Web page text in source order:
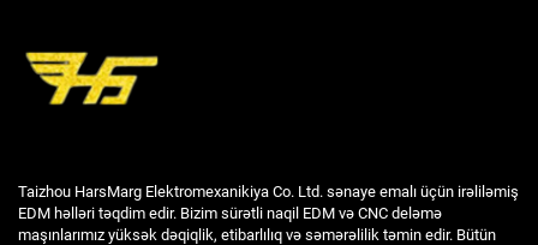
Taizhou HarsMarg Elektromexanikiya Co. Ltd. sənaye emalı üçün irəliləmiş
EDM həlləri təqdim edir. Bizim sürətli naqil EDM və CNC deləmə
maşınlarımız yüksək dəqiqlik, etibarlılıq və səmərəlilik təmin edir. Bütün